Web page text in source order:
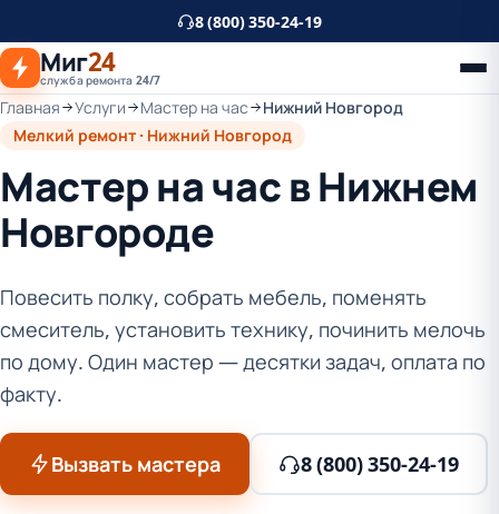
основному
контенту
8 (800) 350-24-19
Миг24
служба ремонта 24/7
Главная Услуги Мастер на час
Нижний Новгород
Мелкий ремонт · Нижний Новгород
Мастер на час в Нижнем
Новгороде
Повесить полку, собрать мебель, поменять
смеситель, установить технику, починить мелочь
по дому. Один мастер — десятки задач, оплата по
факту.
Вызвать мастера 8 (800) 350-24-19